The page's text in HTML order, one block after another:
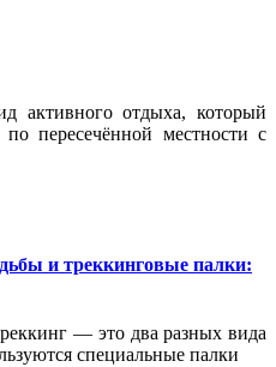
отдыха, который
пересечённой местности с
и треккинговые палки:
— это два разных вида
специальные палки